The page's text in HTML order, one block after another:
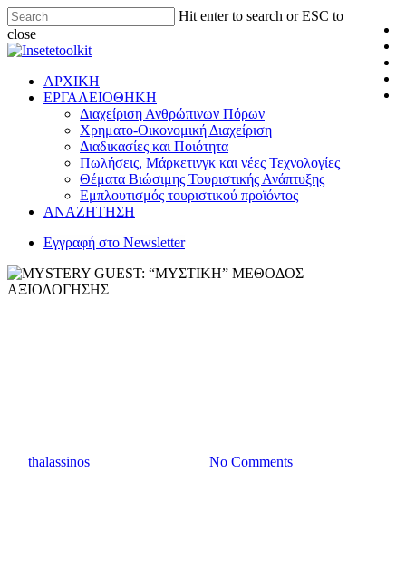
Hit enter to search or ESC to
close
ΑΡΧΙΚΗ
ΕΡΓΑΛΕΙΟΘΗΚΗ
Διαχείριση Ανθρώπινων Πόρων
Χρηματο-Οικονομική Διαχείριση
Διαδικασίες και Ποιότητα
Πωλήσεις, Μάρκετινγκ και νέες Τεχνολογίες
Θέματα Βιώσιμης Τουριστικής Ανάπτυξης
Εμπλουτισμός τουριστικού προϊόντος
ΑΝΑΖΗΤΗΣΗ
Εγγραφή στο Newsletter
thalassinos No Comments